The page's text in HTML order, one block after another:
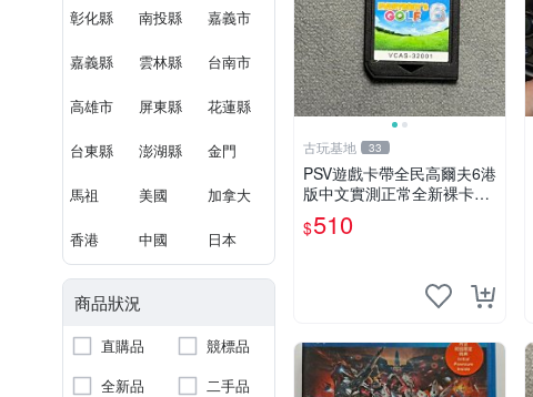
彰化縣 南投縣 嘉義市
嘉義縣 雲林縣 台南市
高雄市 屏東縣 花蓮縣
台東縣 澎湖縣 金門
馬祖 美國 加拿大
香港 中國 日本
商品狀況
直購品
競標品
全新品
二手品
古玩基地 33
PSV遊戲卡帶全民高爾夫6港
版中文實測正常全新裸卡無
保售不退換單次購兩張以上
再享優惠 全民高爾夫6 PSV
$510